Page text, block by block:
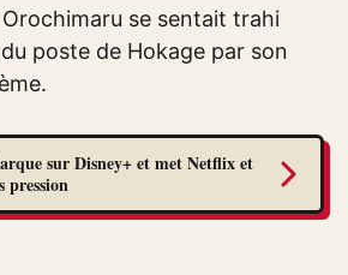
Orochimaru se sentait trahi
poste de Hokage par son
sur Disney+ et met Netflix et
pression